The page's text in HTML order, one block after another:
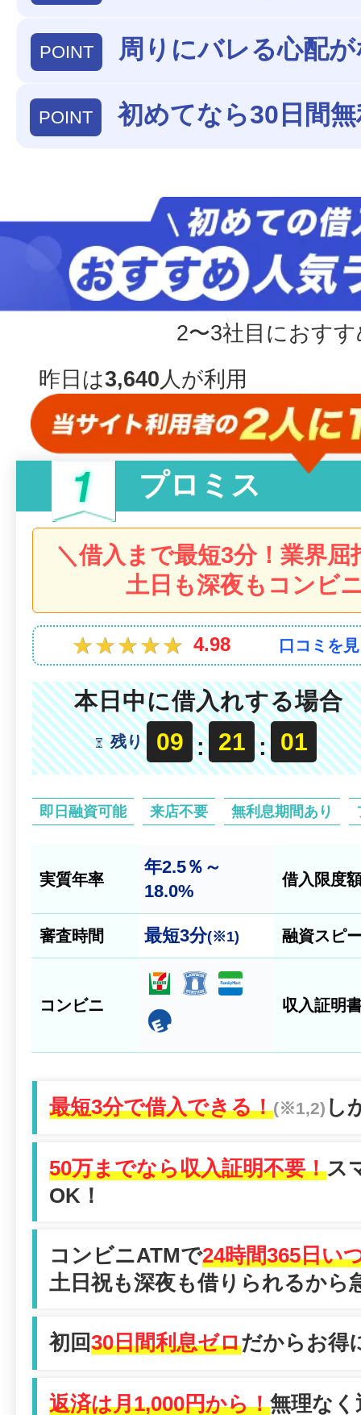
POINT 周りにバレる心配
POINT 初めてなら30日間
2〜3社目におす
昨日は3,640人が利用
プロミス
＼借入まで最短3分！業界
土日も深夜もコンビ
★★★★★
★★★★★ 4.98 口コミを
本日中に借入れする場合
残り 09 : 20 : 59
即日融資可能 来店不要 無利息期間あり
実質年率
年2.5％～
18.0%
借入限度
審査時間 最短3分(※1) 融資スピ
コンビニ 収入証明
最短3分で借入できる！(※1,2) し
50万までなら収入証明不要！ス
OK！
コンビニATMで24時間365日い
土日祝も深夜も借りられるか
初回30日間利息ゼロだからお得
返済は月1,000円から！無理な